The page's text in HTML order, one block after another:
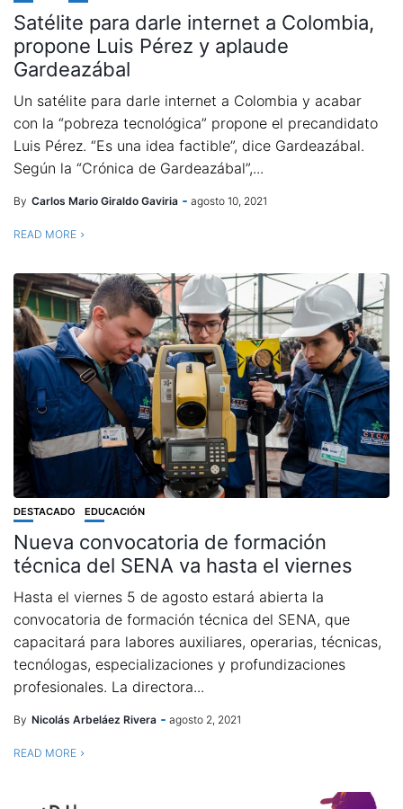
Satélite para darle internet a Colombia,
propone Luis Pérez y aplaude
Gardeazábal
Un satélite para darle internet a Colombia y acabar
con la “pobreza tecnológica” propone el precandidato
Luis Pérez. “Es una idea factible”, dice Gardeazábal.
Según la “Crónica de Gardeazábal”,...
By Carlos Mario Giraldo Gaviria agosto 10, 2021
READ MORE
DESTACADO EDUCACIÓN
Nueva convocatoria de formación
técnica del SENA va hasta el viernes
Hasta el viernes 5 de agosto estará abierta la
convocatoria de formación técnica del SENA, que
capacitará para labores auxiliares, operarias, técnicas,
tecnólogas, especializaciones y profundizaciones
profesionales. La directora...
By Nicolás Arbeláez Rivera agosto 2, 2021
READ MORE